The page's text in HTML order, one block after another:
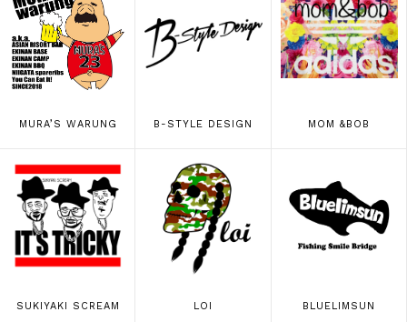
MURA’S WARUNG B-STYLE DESIGN MOM &BOB
SUKIYAKI SCREAM LOI BLUELIMSUN